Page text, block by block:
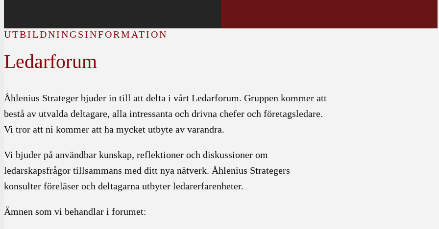
UTBILDNINGSINFORMATION
Ledarforum
Åhlenius Strateger bjuder in till att delta i vårt Ledarforum. Gruppen kommer att
bestå av utvalda deltagare, alla intressanta och drivna chefer och företagsledare.
Vi tror att ni kommer att ha mycket utbyte av varandra.
Vi bjuder på användbar kunskap, reflektioner och diskussioner om
ledarskapsfrågor tillsammans med ditt nya nätverk. Åhlenius Strategers
konsulter föreläser och deltagarna utbyter ledarerfarenheter.
Ämnen som vi behandlar i forumet: